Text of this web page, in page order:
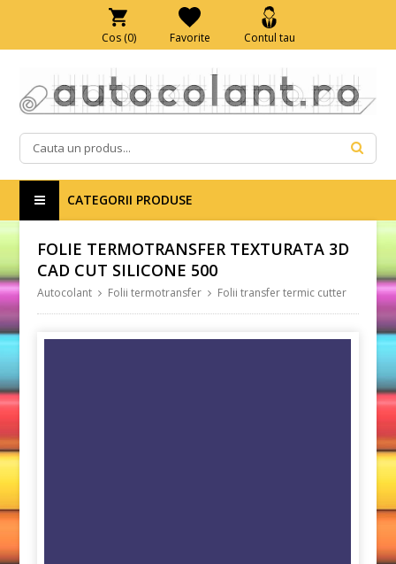
Cos (0) Favorite Contul tau
CATEGORII PRODUSE
FOLIE TERMOTRANSFER TEXTURATA 3D
CAD CUT SILICONE 500
Autocolant Folii termotransfer Folii transfer termic cutter